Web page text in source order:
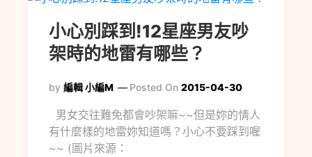
小心別踩到!12星座男友吵
架時的地雷有哪些？
by 編輯 小編M Posted On 2015-04-30
男女交往難免都會吵架嘛~~但是妳的情人
有什麼樣的地雷妳知道嗎？小心不要踩到喔
~~ (圖片來源：